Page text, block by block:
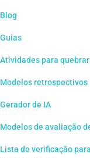
Blog
Guias
Atividades para
Modelos retrospectivos
Gerador de IA
Modelos de avaliação
Lista de verificação para